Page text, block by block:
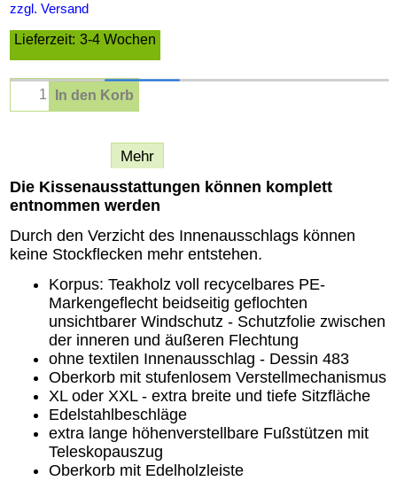
zzgl. Versand
Lieferzeit: 3-4 Wochen
In den Korb
Mehr
Die Kissenausstattungen können komplett
entnommen werden
Durch den Verzicht des Innenausschlags können
keine Stockflecken mehr entstehen.
Korpus: Teakholz voll recycelbares PE-
Markengeflecht beidseitig geflochten
unsichtbarer Windschutz - Schutzfolie zwischen
der inneren und äußeren Flechtung
ohne textilen Innenausschlag - Dessin 483
Oberkorb mit stufenlosem Verstellmechanismus
XL oder XXL - extra breite und tiefe Sitzfläche
Edelstahlbeschläge
extra lange höhenverstellbare Fußstützen mit
Teleskopauszug
Oberkorb mit Edelholzleiste